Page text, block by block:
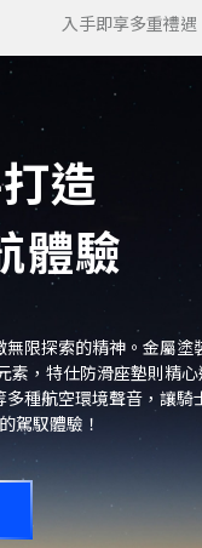
入手即享多重禮遇
造
體驗
限探索的精神。金屬塗
，特仕防滑座墊則精
種航空環境聲音，讓騎
駕馭體驗！